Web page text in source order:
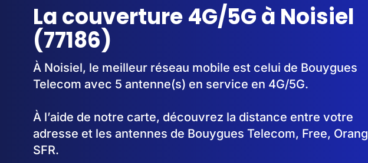
La couverture 4G/5G à Noisiel
(77186)
À Noisiel, le meilleur réseau mobile est celui de Bouygues
Telecom avec 5 antenne(s) en service en 4G/5G.
À l’aide de notre carte, découvrez la distance entre votre
adresse et les antennes de Bouygues Telecom, Free,
SFR.